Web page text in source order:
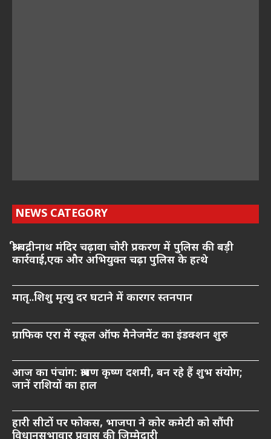
NEWS CATEGORY
श्री बद्रीनाथ मंदिर चढ़ावा चोरी प्रकरण में पुलिस की बड़ी
कार्रवाई,एक और अभियुक्त चढ़ा पुलिस के हत्थे
मातृ..शिशु मृत्यु दर घटाने में कारगर स्तनपान
ग्राफिक एरा में स्कूल ऑफ मैनेजमेंट का इंडक्शन शुरु
आज का पंचांग: श्रावण कृष्ण दशमी, बन रहे हैं शुभ संयोग;
जानें राशियों का हाल
हारी सीटों पर फोकस, भाजपा ने कोर कमेटी को सौंपी